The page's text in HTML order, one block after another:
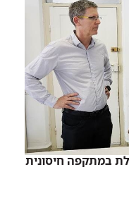
במתקפה חיסונית